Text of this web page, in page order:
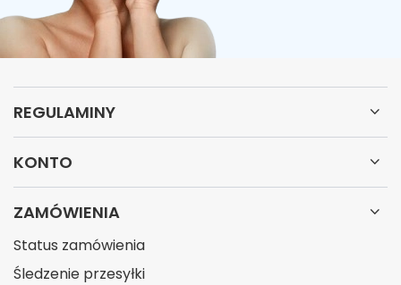
REGULAMINY
KONTO
ZAMÓWIENIA
Status zamówienia
Śledzenie przesyłki